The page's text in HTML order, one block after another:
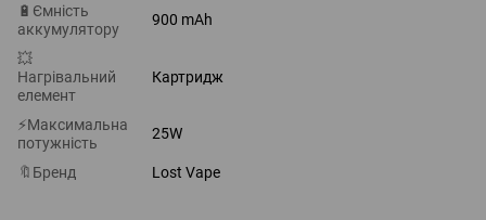
🔋Ємність
аккумулятору
900 mAh
💥
Нагрівальний
елемент
Картридж
⚡Максимальна
потужність
25W
🔖Бренд Lost Vape